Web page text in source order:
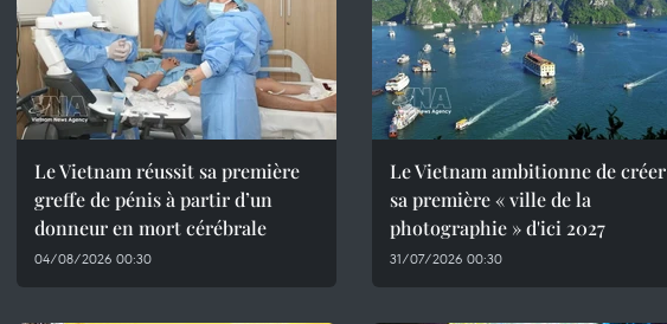
Le Vietnam réussit sa première
greffe de pénis à partir d’un
donneur en mort cérébrale
04/08/2026 00:30
Le Vietnam ambitionne de créer
sa première « ville de la
photographie » d'ici 2027
31/07/2026 00:30